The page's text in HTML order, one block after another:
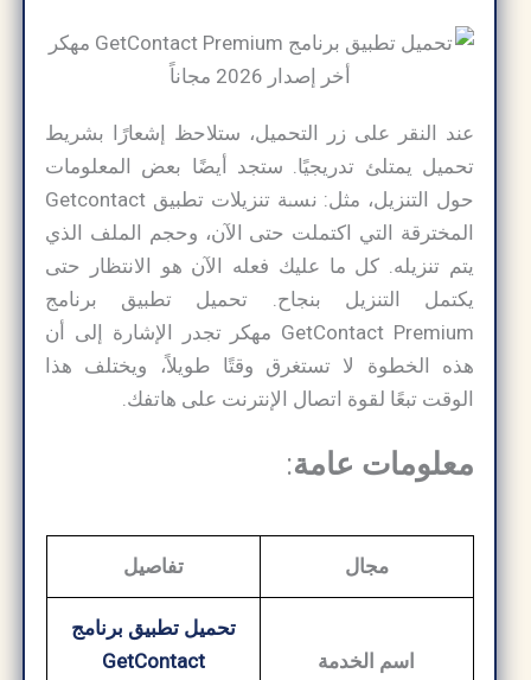
عند النقر على زر التحميل، ستلاحظ إشعارًا بشريط
تحميل يمتلئ تدريجيًا. ستجد أيضًا بعض المعلومات
حول التنزيل، مثل: نسبة تنزيلات تطبيق Getcontact
المخترقة التي اكتملت حتى الآن، وحجم الملف الذي
يتم تنزيله. كل ما عليك فعله الآن هو الانتظار حتى
يكتمل التنزيل بنجاح. تحميل تطبيق برنامج
GetContact Premium مهكر تجدر الإشارة إلى أن
هذه الخطوة لا تستغرق وقتًا طويلاً، ويختلف هذا
الوقت تبعًا لقوة اتصال الإنترنت على هاتفك.
معلومات عامة:
مجال تفاصيل
اسم الخدمة
تحميل تطبيق برنامج
GetContact